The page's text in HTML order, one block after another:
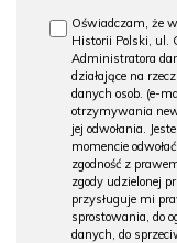
Oświadczam, że
Historii Polski, ul.
Administratora
działające na
danych osob. (e-
otrzymywania
jej odwołania.
momencie
zgodność z
zgody udzielonej
przysługuje mi
sprostowania, do
danych, do